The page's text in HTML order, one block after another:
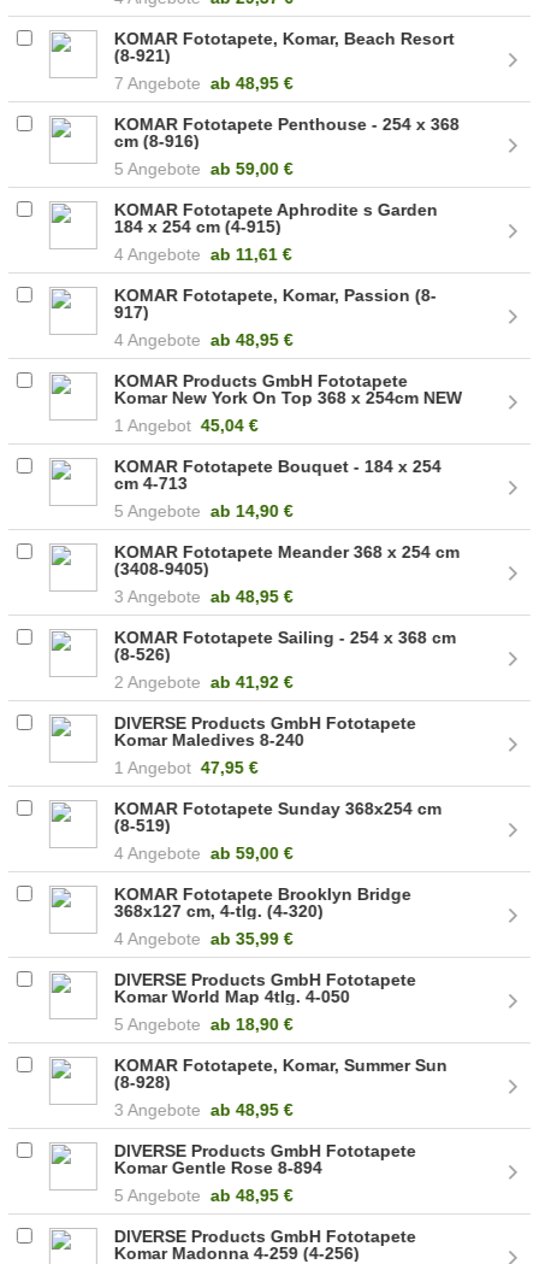
KOMAR Fototapete, Komar, Beach Resort
(8-921)
7 Angebote ab48,95 €
KOMAR Fototapete Penthouse - 254 x 368
cm (8-916)
5 Angebote ab 59,00 €
KOMAR Fototapete Aphrodite s Garden
184 x 254 cm (4-915)
4 Angebote ab 11,61 €
KOMAR Fototapete, Komar, Passion (8-
917)
4 Angebote ab48,95 €
KOMAR Products GmbH Fototapete
Komar New York On Top 368 x 254cm NEW
1 Angebot 45,04 €
KOMAR Fototapete Bouquet - 184 x 254
cm 4-713
5 Angebote ab 14,90 €
KOMAR Fototapete Meander 368 x 254 cm
(3408-9405)
3 Angebote ab48,95 €
KOMAR Fototapete Sailing - 254 x 368 cm
(8-526)
2 Angebote ab41,92 €
DIVERSE Products GmbH Fototapete
Komar Maledives 8-240
1 Angebot 47,95 €
KOMAR Fototapete Sunday 368x254 cm
(8-519)
4 Angebote ab 59,00 €
KOMAR Fototapete Brooklyn Bridge
368x127 cm, 4-tlg. (4-320)
4 Angebote ab 35,99 €
DIVERSE Products GmbH Fototapete
Komar World Map 4tlg. 4-050
5 Angebote ab 18,90 €
KOMAR Fototapete, Komar, Summer Sun
(8-928)
3 Angebote ab48,95 €
DIVERSE Products GmbH Fototapete
Komar Gentle Rose 8-894
5 Angebote ab48,95 €
DIVERSE Products GmbH Fototapete
Komar Madonna 4-259 (4-256)